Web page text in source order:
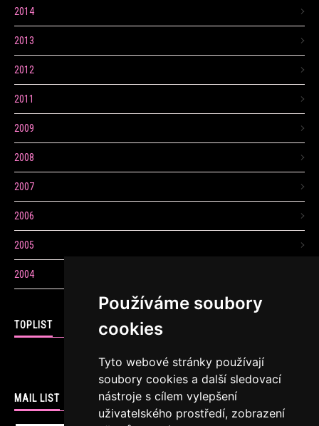
Používáme soubory
cookies
Tyto webové stránky používají
soubory cookies a další sledovací
nástroje s cílem vylepšení
uživatelského prostředí, zobrazení
2014
2013
2012
2011
2009
2008
2007
2006
2005
2004
TOPLIST
MAIL LIST